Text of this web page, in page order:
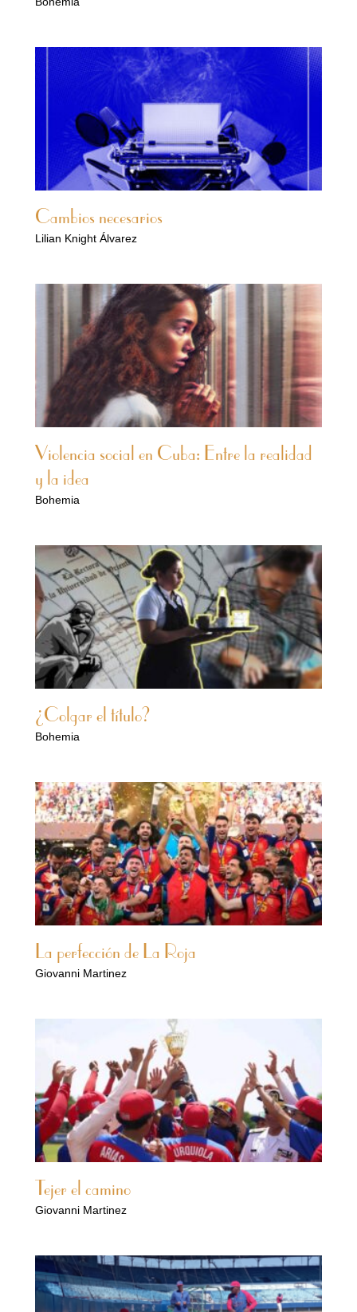
Cambios necesarios
Lilian Knight Álvarez
Violencia social en Cuba: Entre la realidad
y la idea
Bohemia
¿Colgar el título?
Bohemia
La perfección de La Roja
Giovanni Martinez
Tejer el camino
Giovanni Martinez